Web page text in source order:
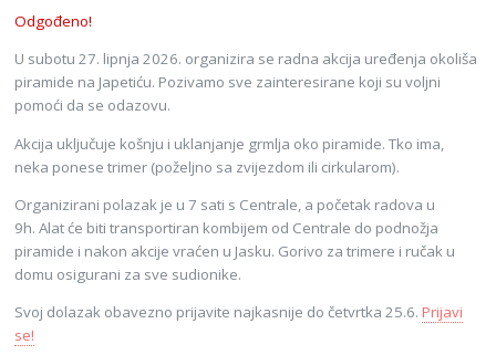
Odgođeno!
U subotu 27. lipnja 2026. organizira se radna akcija uređenja okoliša
piramide na Japetiću. Pozivamo sve zainteresirane koji su voljni
pomoći da se odazovu.
Akcija uključuje košnju i uklanjanje grmlja oko piramide. Tko ima,
neka ponese trimer (poželjno sa zvijezdom ili cirkularom).
Organizirani polazak je u 7 sati s Centrale, a početak radova u
9h. Alat će biti transportiran kombijem od Centrale do podnožja
piramide i nakon akcije vraćen u Jasku. Gorivo za trimere i ručak u
domu osigurani za sve sudionike.
Svoj dolazak obavezno prijavite najkasnije do četvrtka 25.6.Prijavi
se!